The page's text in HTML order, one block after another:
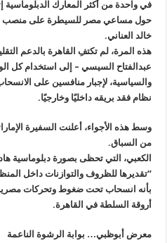
في واحدة من أكثر المعارك
حول مساعي مصر للسيطرة على منصب
خالد العناني.
هذه المرة، لم تكتفِ القاهرة بالدعم
عبدالفتاح السيسي – إلى استخدام كل
والسياسية، لإجبار منافسين على
نظام فقد بريقه داخليًا وخارجيًا.
وسط هذه الأجواء، أعلنت السفيرة
من السباق.
الكعبي، التي تحظى بصورة دبلوماسية
“تقديرها للظروف والتوازنات داخل
بأنه انسحاب تحت ضغوط وتحركات
أروقة السلطة في القاهرة.
معرض أبوظبي… بوابة الرشوة الناعمة